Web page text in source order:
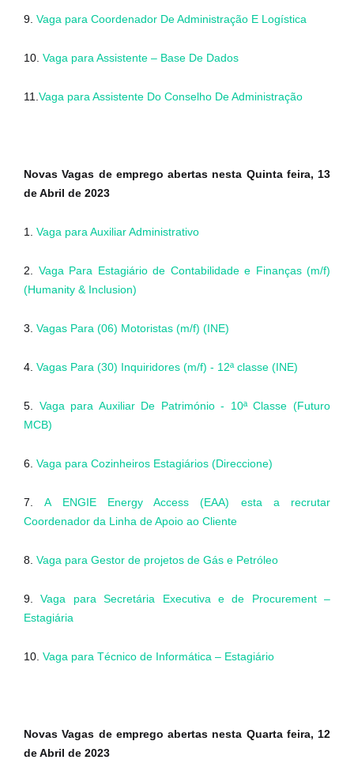
9. Vaga para Coordenador De Administração E Logística
10. Vaga para Assistente – Base De Dados
11. Vaga para Assistente Do Conselho De Administração
Novas Vagas de emprego abertas nesta Quinta feira, 13
de Abril de 2023
1. Vaga para Auxiliar Administrativo
2. Vaga Para Estagiário de Contabilidade e Finanças (m/f)
(Humanity & Inclusion)
3. Vagas Para (06) Motoristas (m/f) (INE)
4. Vagas Para (30) Inquiridores (m/f) - 12ª classe (INE)
5. Vaga para Auxiliar De Património - 10ª Classe (Futuro
MCB)
6. Vaga para Cozinheiros Estagiários (Direccione)
7.A ENGIE Energy Access (EAA) esta a recrutar
Coordenador da Linha de Apoio ao Cliente
8. Vaga para Gestor de projetos de Gás e Petróleo
9.Vaga para Secretária Executiva e de Procurement –
Estagiária
10. Vaga para Técnico de Informática – Estagiário
Novas Vagas de emprego abertas nesta Quarta feira, 12
de Abril de 2023